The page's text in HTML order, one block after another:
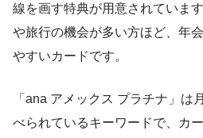
線を画す特典が用意されていま
や旅行の機会が多い方ほど、年
やすいカードです。
「ana アメックス プラチナ」は
べられているキーワードで、カ